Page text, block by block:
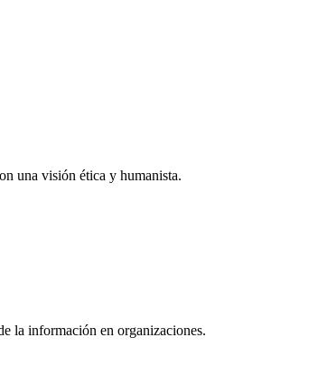
una visión ética y humanista.
la información en organizaciones.